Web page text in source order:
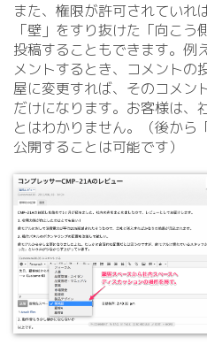
また、権限が許可されていれ
「壁」をすり抜けた「向こ
投稿することもできます。例
メントするとき、コメントの
屋に変更すれば、そのコメン
だけになります。お客様は、
とはわかりません。（後から
公開することは可能です）